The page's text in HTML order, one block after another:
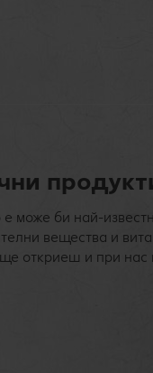
може би най-
вещества и
откриеш и при нас